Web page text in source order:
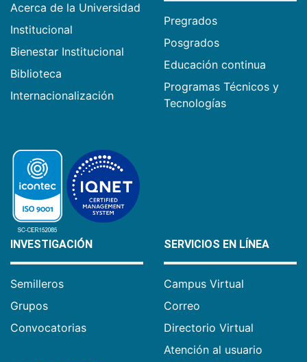
Acerca de la Universidad
Institucional
Bienestar Institucional
Biblioteca
Internacionalización
Pregrados
Posgrados
Educación continua
Programas Técnicos y
Tecnologías
INVESTIGACIÓN
Semilleros
Grupos
Convocatorias
SERVICIOS EN LÍNEA
Campus Virtual
Correo
Directorio Virtual
Atención al usuario